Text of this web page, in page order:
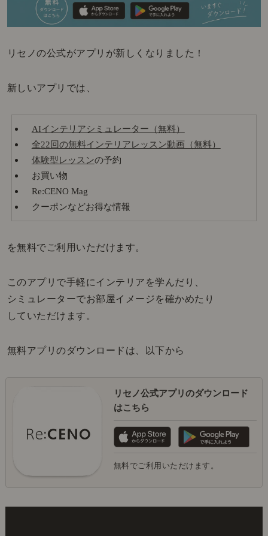
リセノの公式がアプリが新しくなりました！
新しいアプリでは、
AIインテリアシミュレーター（無料）
全22回の無料インテリアレッスン動画（無料）
体験型レッスンの予約
お買い物
Re:CENO Mag
クーポンなどお得な情報
を無料でご利用いただけます。
このアプリで手軽にインテリアを学んだり、
シミュレーターでお部屋イメージを確かめたり
していただけます。
無料アプリのダウンロードは、以下から
リセノ公式アプリのダウンロード
はこちら
無料でご利用いただけます。